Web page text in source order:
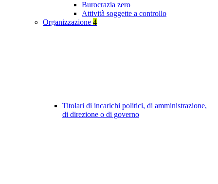
Burocrazia zero
Attività soggette a controllo
Organizzazione 4
Titolari di incarichi politici, di amministrazione,
di direzione o di governo